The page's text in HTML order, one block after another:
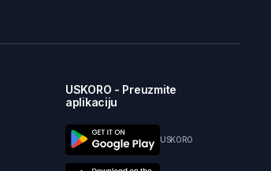
USKORO - Preuzmite
aplikaciju
USKORO